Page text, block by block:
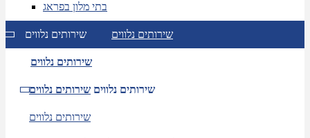
בתי מלון בפראג
שירותים נלווים שירותים נלווים
שירותים נלווים
שירותים נלווים שירותים נלווים
שירותים נלווים